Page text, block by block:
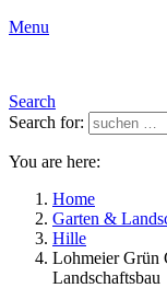
Menu
Search
Search for:
You are here:
Home
Garten &
Hille
Lohmeier Grün
Landschaftsbau